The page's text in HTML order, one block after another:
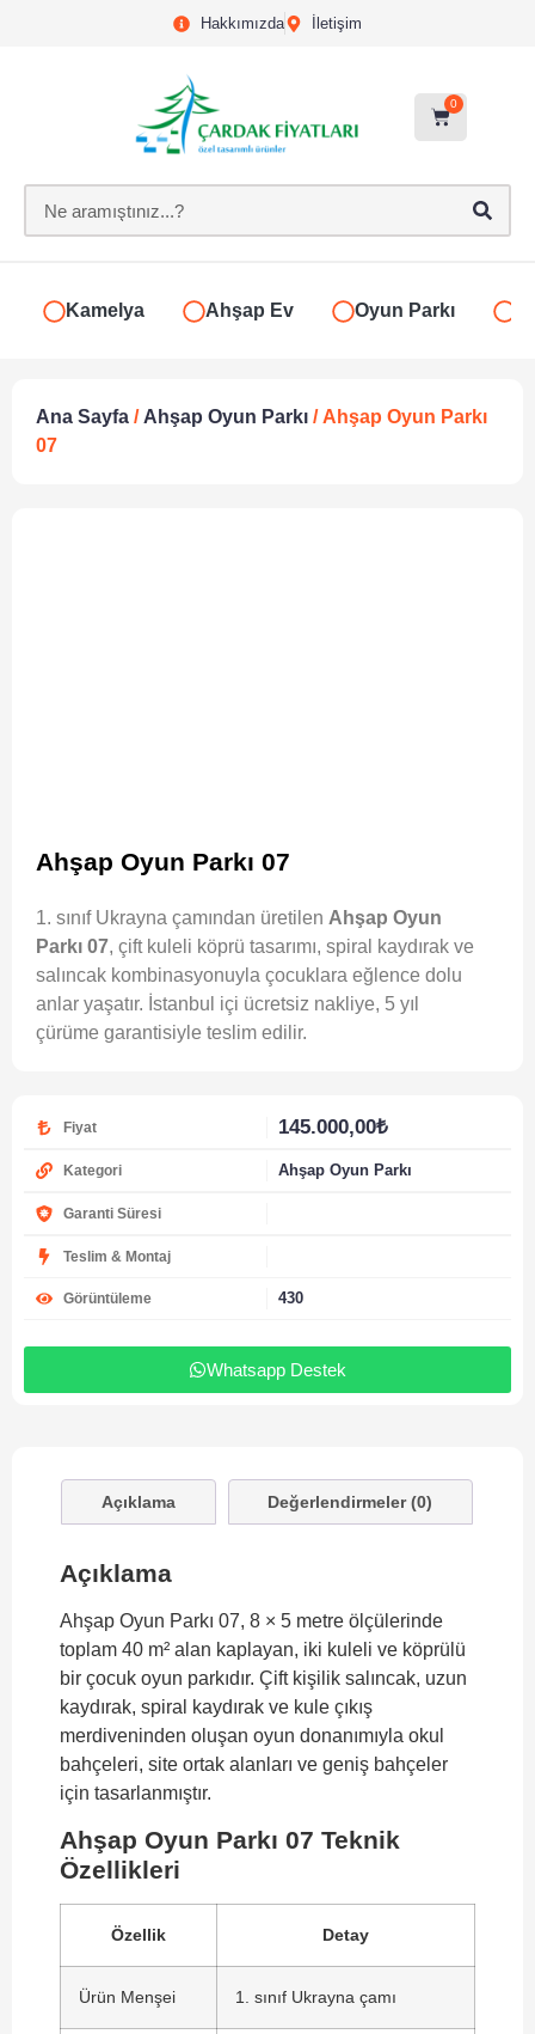
Hakkımızda İletişim
0
Kamelya Ahşap Ev Oyun Parkı
Ana Sayfa / Ahşap Oyun Parkı / Ahşap Oyun Parkı
07
Ahşap Oyun Parkı 07
1. sınıf Ukrayna çamından üretilen Ahşap Oyun
Parkı 07, çift kuleli köprü tasarımı, spiral kaydırak ve
salıncak kombinasyonuyla çocuklara eğlence dolu
anlar yaşatır. İstanbul içi ücretsiz nakliye, 5 yıl
çürüme garantisiyle teslim edilir.
Fiyat 145.000,00₺
Kategori Ahşap Oyun Parkı
Garanti Süresi
Teslim & Montaj
Görüntüleme 430
Whatsapp Destek
Açıklama Değerlendirmeler (0)
Açıklama
Ahşap Oyun Parkı 07, 8 × 5 metre ölçülerinde
toplam 40 m² alan kaplayan, iki kuleli ve köprülü
bir çocuk oyun parkıdır. Çift kişilik salıncak, uzun
kaydırak, spiral kaydırak ve kule çıkış
merdiveninden oluşan oyun donanımıyla okul
bahçeleri, site ortak alanları ve geniş bahçeler
için tasarlanmıştır.
Ahşap Oyun Parkı 07 Teknik
Özellikleri
Özellik Detay
Ürün Menşei 1. sınıf Ukrayna çamı